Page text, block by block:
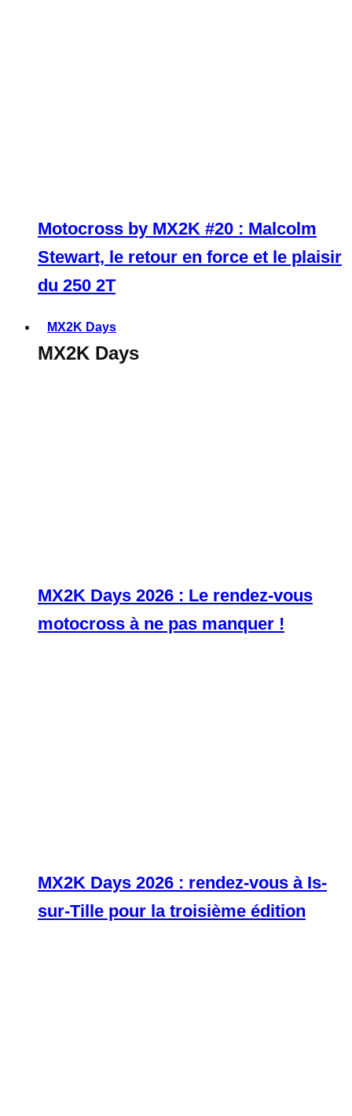
Motocross by MX2K #20 : Malcolm
Stewart, le retour en force et le plaisir
du 250 2T
MX2K Days
MX2K Days
MX2K Days 2026 : Le rendez-vous
motocross à ne pas manquer !
MX2K Days 2026 : rendez-vous à Is-
sur-Tille pour la troisième édition